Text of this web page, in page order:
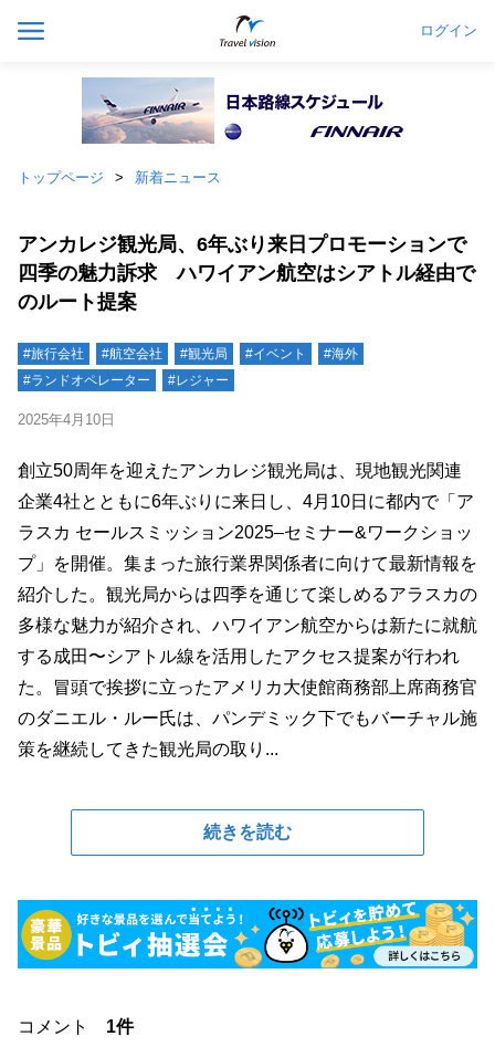
ログイン
トップページ 新着ニュース
アンカレジ観光局、6年ぶり来日プロモーションで
四季の魅力訴求 ハワイアン航空はシアトル経由で
のルート提案
#旅行会社 #航空会社 #観光局 #イベント
#海外
#ランドオペレーター
#レジャー
2025年4月10日
創立50周年を迎えたアンカレジ観光局は、現地観光関連
企業4社とともに6年ぶりに来日し、4月10日に都内で「ア
ラスカ セールスミッション2025–セミナー&ワークショッ
プ」を開催。集まった旅行業界関係者に向けて最新情報を
紹介した。観光局からは四季を通じて楽しめるアラスカの
多様な魅力が紹介され、ハワイアン航空からは新たに就航
する成田〜シアトル線を活用したアクセス提案が行われ
た。冒頭で挨拶に立ったアメリカ大使館商務部上席商務官
のダニエル・ルー氏は、パンデミック下でもバーチャル施
策を継続してきた観光局の取り...
続きを読む
コメント 1件